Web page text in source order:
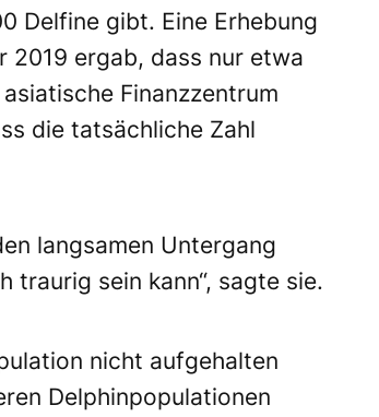
Delfine gibt. Eine Erhebung
2019 ergab, dass nur etwa
Finanzzentrum
die tatsächliche Zahl
langsamen Untergang
traurig sein kann“, sagte sie.
nicht aufgehalten
Delphinpopulationen